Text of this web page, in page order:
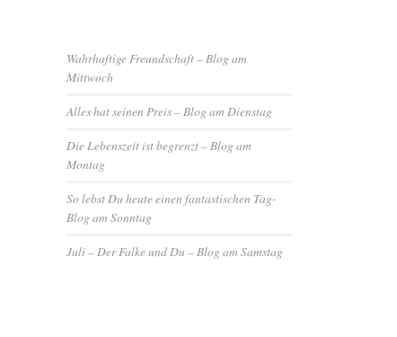
Wahrhaftige Freundschaft – Blog am
Mittwoch
Alles hat seinen Preis – Blog am Dienstag
Die Lebenszeit ist begrenzt – Blog am
Montag
So lebst Du heute einen fantastischen Tag-
Blog am Sonntag
Juli – Der Falke und Du – Blog am Samstag